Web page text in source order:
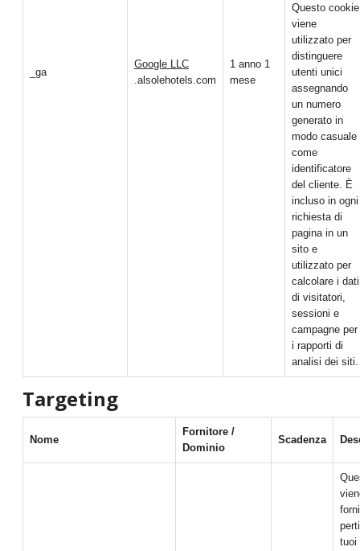
_ga
Google LLC
.alsolehotels.com
1 anno 1
mese
Questo cookie
viene
utilizzato per
distinguere
utenti unici
assegnando
un numero
generato in
modo casuale
come
identificatore
del cliente. È
incluso in ogni
richiesta di
pagina in un
sito e
utilizzato per
calcolare i dati
di visitatori,
sessioni e
campagne per
i rapporti di
analisi dei siti.
Targeting
Nome
Fornitore /
Dominio
Scadenza
tuoi